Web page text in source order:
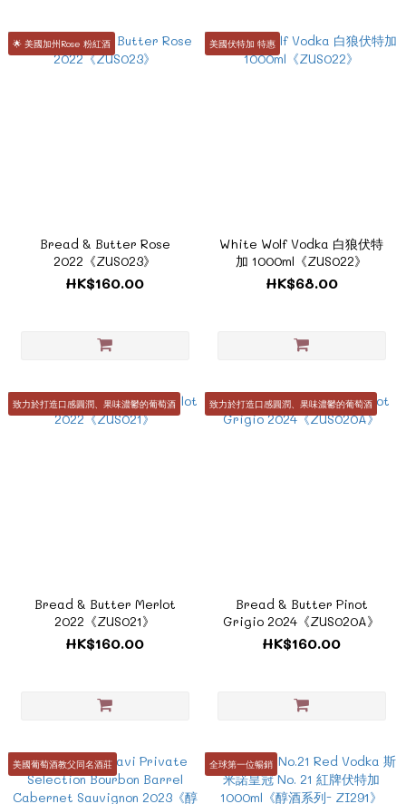
🌟 美國加州Rose 粉紅酒
Bread & Butter Rose
2022《ZUS023》
HK$160.00
美國伏特加 特惠
White Wolf Vodka 白狼伏特
加 1000ml《ZUS022》
HK$68.00
致力於打造口感圓潤、果味濃鬱的葡萄酒
Bread & Butter Merlot
2022《ZUS021》
HK$160.00
致力於打造口感圓潤、果味濃鬱的葡萄酒
Bread & Butter Pinot
Grigio 2024《ZUS020A》
HK$160.00
美國葡萄酒教父同名酒莊 全球第一位暢銷